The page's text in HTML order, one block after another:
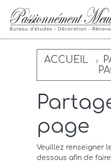
ACCUEIL
page
Veuillez renseigner
dessous afin de